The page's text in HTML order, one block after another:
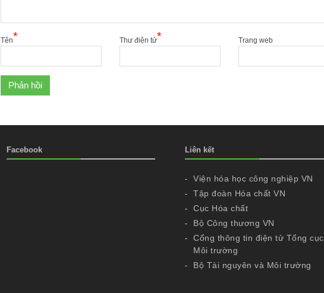
Tên* Thư điện tử* Trang web
Facebook Liên kết
Viện hóa học công nghiệp VN
Tập đoàn Hóa chất VN
Cục Hóa chất
Bộ Công thương VN
Cổng thông tin điện tử Tổng cục
Môi trường
Bộ Tài nguyên và Môi trường